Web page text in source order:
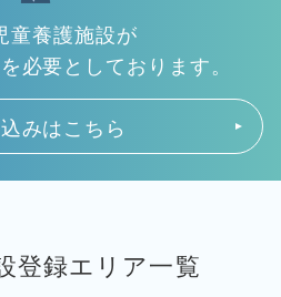
童養護施設が
必要としております。
みはこちら
登録エリア一覧